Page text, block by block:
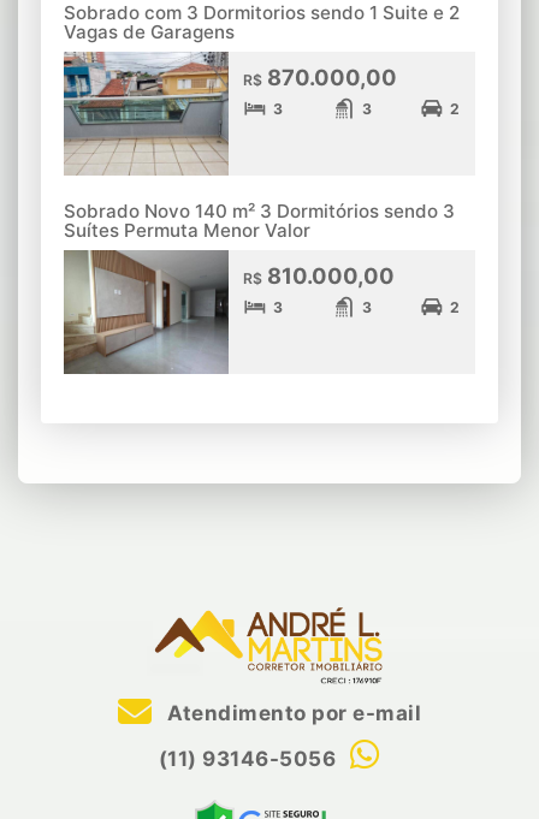
Sobrado com 3 Dormitorios sendo 1 Suite e 2
Vagas de Garagens
R$870.000,00
3 3 2
Sobrado Novo 140 m² 3 Dormitórios sendo 3
Suítes Permuta Menor Valor
R$810.000,00
3 3 2
Atendimento por e-mail
(11) 93146-5056